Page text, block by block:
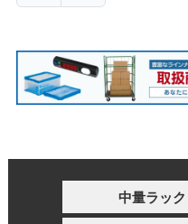
中量ラッ